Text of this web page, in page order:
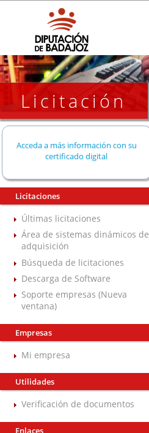
Licitación
Acceda a más información con su
certificado digital
Licitaciones
Últimas licitaciones
Área de sistemas dinámicos de
adquisición
Búsqueda de licitaciones
Descarga de Software
Soporte empresas (Nueva
ventana)
Empresas
Mi empresa
Utilidades
Verificación de documentos
Enlaces